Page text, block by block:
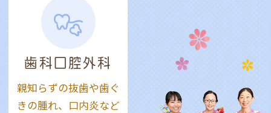
歯科口腔外科
親知らずの抜歯や歯ぐ
きの腫れ、口内炎など